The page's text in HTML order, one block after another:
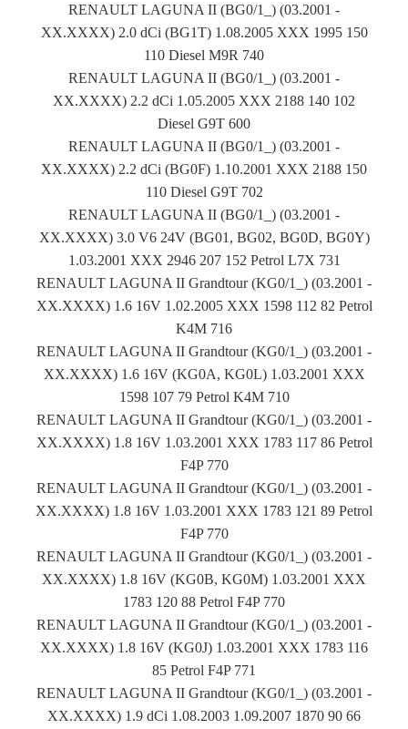
RENAULT LAGUNA II (BG0/1_) (03.2001 -
XX.XXXX) 2.0 dCi (BG1T) 1.08.2005 XXX 1995 150
110 Diesel M9R 740
RENAULT LAGUNA II (BG0/1_) (03.2001 -
XX.XXXX) 2.2 dCi 1.05.2005 XXX 2188 140 102
Diesel G9T 600
RENAULT LAGUNA II (BG0/1_) (03.2001 -
XX.XXXX) 2.2 dCi (BG0F) 1.10.2001 XXX 2188 150
110 Diesel G9T 702
RENAULT LAGUNA II (BG0/1_) (03.2001 -
XX.XXXX) 3.0 V6 24V (BG01, BG02, BG0D, BG0Y)
1.03.2001 XXX 2946 207 152 Petrol L7X 731
RENAULT LAGUNA II Grandtour (KG0/1_) (03.2001 -
XX.XXXX) 1.6 16V 1.02.2005 XXX 1598 112 82 Petrol
K4M 716
RENAULT LAGUNA II Grandtour (KG0/1_) (03.2001 -
XX.XXXX) 1.6 16V (KG0A, KG0L) 1.03.2001 XXX
1598 107 79 Petrol K4M 710
RENAULT LAGUNA II Grandtour (KG0/1_) (03.2001 -
XX.XXXX) 1.8 16V 1.03.2001 XXX 1783 117 86 Petrol
F4P 770
RENAULT LAGUNA II Grandtour (KG0/1_) (03.2001 -
XX.XXXX) 1.8 16V 1.03.2001 XXX 1783 121 89 Petrol
F4P 770
RENAULT LAGUNA II Grandtour (KG0/1_) (03.2001 -
XX.XXXX) 1.8 16V (KG0B, KG0M) 1.03.2001 XXX
1783 120 88 Petrol F4P 770
RENAULT LAGUNA II Grandtour (KG0/1_) (03.2001 -
XX.XXXX) 1.8 16V (KG0J) 1.03.2001 XXX 1783 116
85 Petrol F4P 771
RENAULT LAGUNA II Grandtour (KG0/1_) (03.2001 -
XX.XXXX) 1.9 dCi 1.08.2003 1.09.2007 1870 90 66